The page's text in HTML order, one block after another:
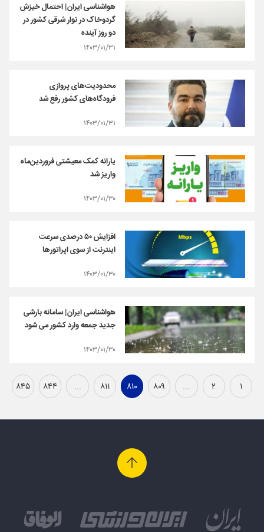
هواشناسی ایران| احتمال خیزش
گردوخاک در نوار شرقی کشور در
دو روز آینده
۱۴۰۳/۰۱/۳۱
محدودیت‌های پروازی
فرودگاه‌های کشور رفع شد
۱۴۰۳/۰۱/۳۱
یارانه کمک معیشتی فروردین‌ماه
واریز شد
۱۴۰۳/۰۱/۳۰
افزایش ۵۰ درصدی سرعت
اینترنت از سوی اپراتورها
۱۴۰۳/۰۱/۳۰
هواشناسی ایران| سامانه بارشی
جدید جمعه وارد کشور می شود
۱۴۰۳/۰۱/۳۰
۱ ۲ ... ۸۰۹ ۸۱۰ ۸۱۱ ... ۸۴۴ ۸۴۵